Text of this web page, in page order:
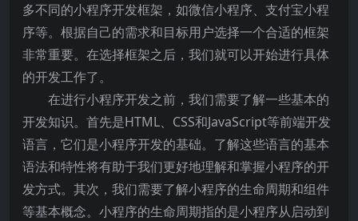
多不同的小程序开发框架，如微信小程序、支付宝小程
序等。根据自己的需求和目标用户选择一个合适的框架
非常重要。在选择框架之后，我们就可以开始进行具体
的开发工作了。
在进行小程序开发之前，我们需要了解一些基本的
开发知识。首先是HTML、CSS和JavaScript等前端开发
语言，它们是小程序开发的基础。了解这些语言的基本
语法和特性将有助于我们更好地理解和掌握小程序的开
发方式。其次，我们需要了解小程序的生命周期和组件
等基本概念。小程序的生命周期指的是小程序从启动到